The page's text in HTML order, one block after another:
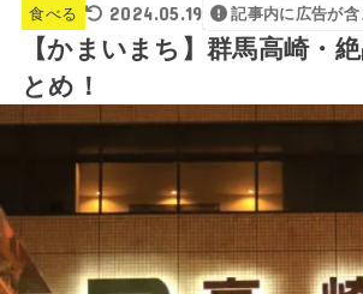
食べる 2024.05.19 記事内に広告が含
【かまいまち】群馬高崎・
とめ！